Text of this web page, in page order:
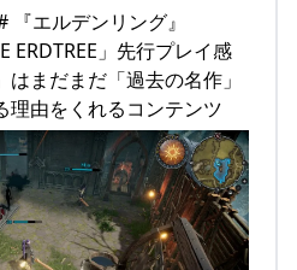
エルデンリング』
ERDTREE」先行プレイ感
まだまだ「過去の名作」
理由をくれるコンテンツ